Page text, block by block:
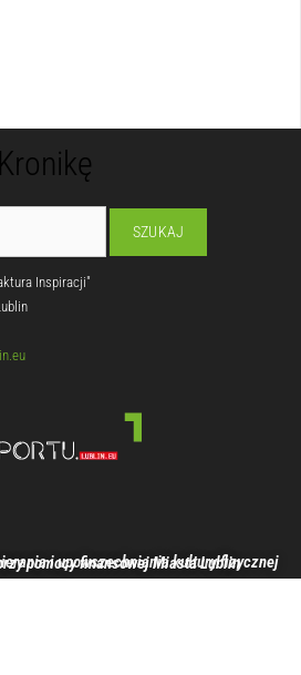
Inspiracji"
kultury fizycznej realizowane jest przy pomocy finansowej Miasta Lublin